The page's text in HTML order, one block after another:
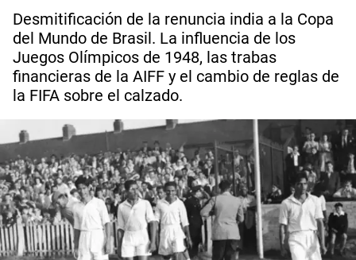
Desmitificación de la renuncia india a la Copa
del Mundo de Brasil. La influencia de los
Juegos Olímpicos de 1948, las trabas
financieras de la AIFF y el cambio de reglas de
la FIFA sobre el calzado.